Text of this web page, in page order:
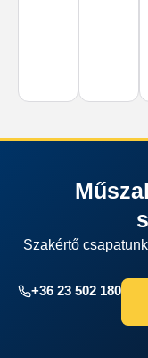
Szakértő
+36 23 502 180